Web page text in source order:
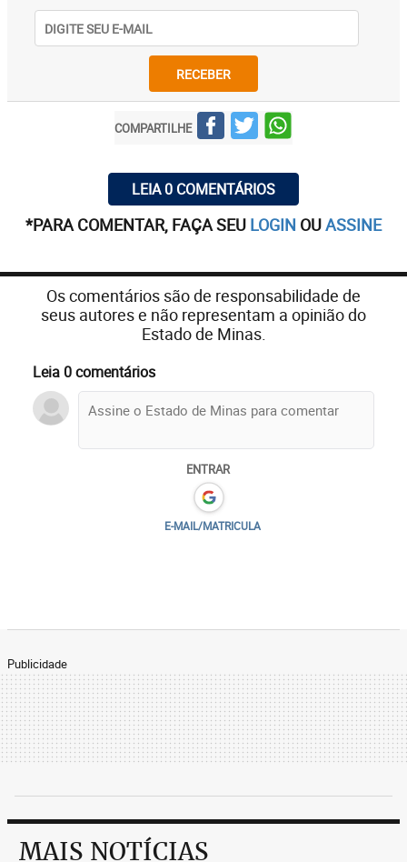
RECEBER
COMPARTILHE
LEIA 0 COMENTÁRIOS
*PARA COMENTAR, FAÇA SEU LOGIN OUASSINE
Os comentários são de responsabilidade de
seus autores e não representam a opinião do
Estado de Minas.
Leia 0 comentários
ENTRAR
E-MAIL/MATRICULA
Publicidade
MAIS NOTÍCIAS